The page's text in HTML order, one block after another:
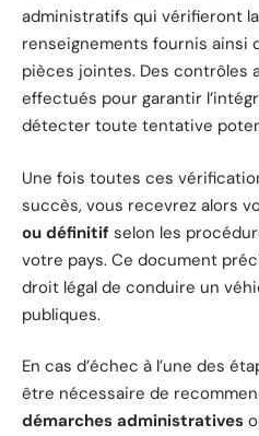
administratifs qui vérifieront
renseignements fournis ainsi
pièces jointes. Des contrôles
effectués pour garantir
détecter toute tentative
Une fois toutes ces
succès, vous recevrez alors
ou définitif selon les
votre pays. Ce document
droit légal de conduire un
publiques.
En cas d’échec à l’une des
être nécessaire de
démarches administratives